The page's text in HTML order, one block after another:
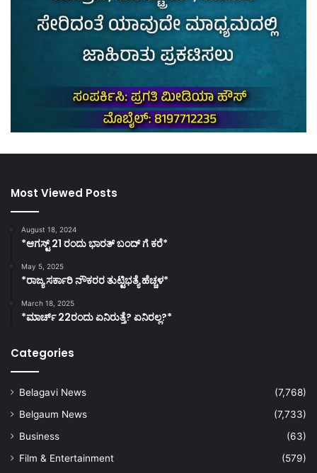
Most Viewed Posts
August 18, 2024
*ಆಗಸ್ಟ್ 21 ರಂದು ಭಾರತ್‌ ಬಂದ್‌ ಗೆ ಕರೆ*
May 5, 2025
*ರಾಜ್ಯ ಸರ್ಕಾರಿ ನೌಕರರ ತುಟ್ಟಿಭತ್ಯೆ ಹೆಚ್ಚಳ*
March 18, 2025
*ಮಾರ್ಚ್ 22ರಂದು ಏನಿರುತ್ತೆ? ಏನಿರಲ್ಲ?*
Categories
Belagavi News
(7,768)
Belgaum News
(7,733)
Business
(63)
Film & Entertainment
(579)